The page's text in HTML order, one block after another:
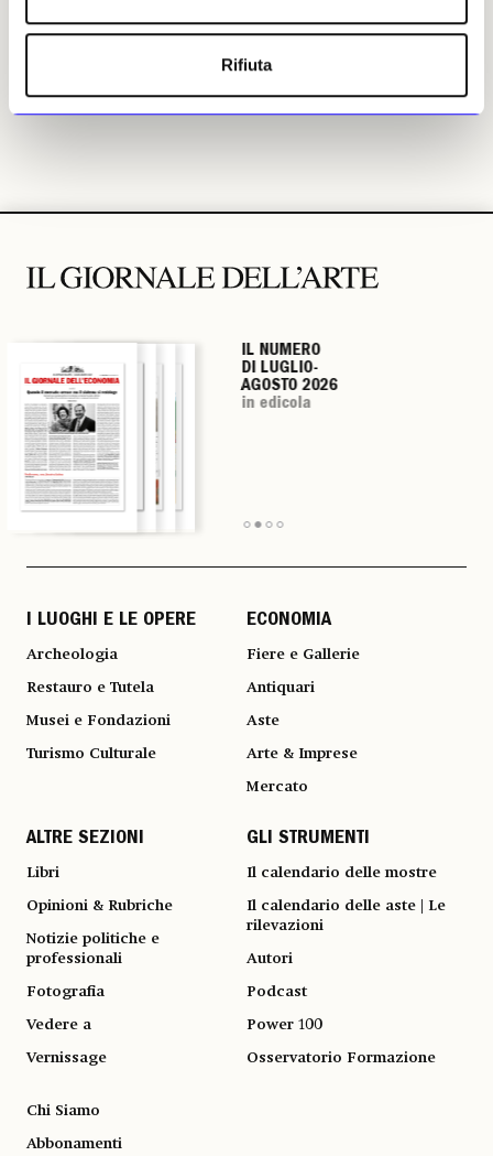
Rifiuta
prospettiva storica
religione e letteratura
Giovanni Curatola
IL NUMERO
DI LUGLIO-
AGOSTO 2026
in edicola
IL NUMERO
DI LUGLIO-
AGOSTO 2026
in edicola
IL NUMERO
DI LUGLIO-
AGOSTO 2026
in edicola
IL NUMERO
DI LUGLIO-
AGOSTO 2026
in edicola
I LUOGHI E LE OPERE
Archeologia
Restauro e Tutela
Musei e Fondazioni
Turismo Culturale
ECONOMIA
Fiere e Gallerie
Antiquari
Aste
Arte & Imprese
Mercato
ALTRE SEZIONI
Libri
Opinioni & Rubriche
Notizie politiche e
professionali
Fotografia
Vedere a
Vernissage
GLI STRUMENTI
Il calendario delle mostre
Il calendario delle aste | Le
rilevazioni
Autori
Podcast
Power 100
Osservatorio Formazione
Chi Siamo
Abbonamenti